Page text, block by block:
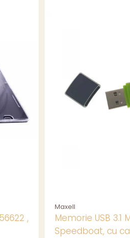
,
Maxell
Memorie USB 3.1
Speedboat, cu